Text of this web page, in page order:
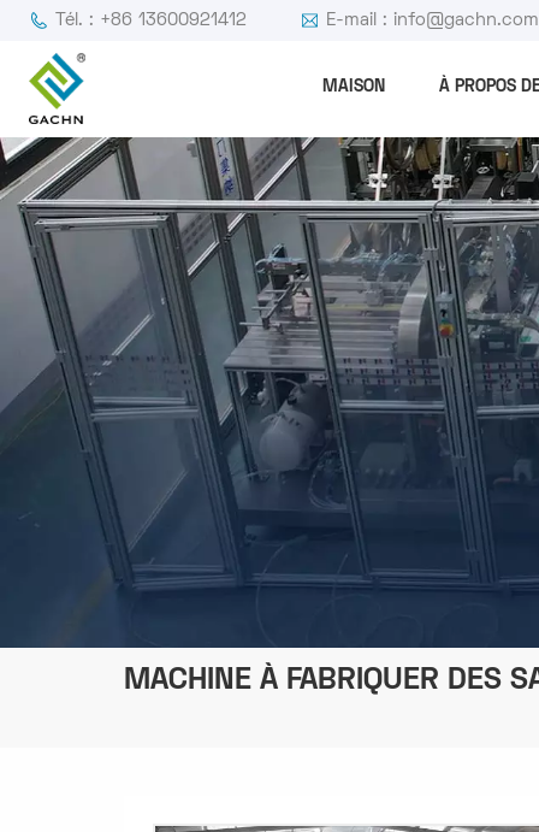
Tél. : +86 13600921412 E-mail : info@gachn.com
MAISON À PROPOS
MACHINE À FABRIQUER DES